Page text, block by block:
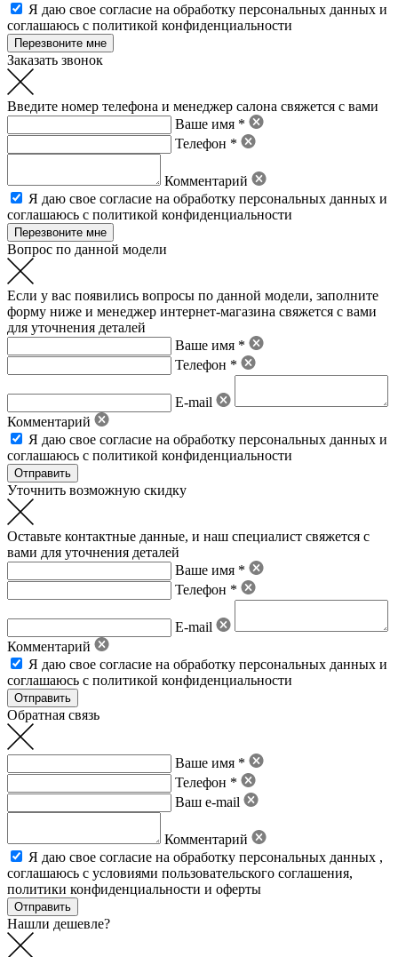
Я даю свое согласие на обработку персональных данных и
соглашаюсь с политикой конфиденциальности
Заказать звонок
Введите номер телефона и менеджер салона свяжется с вами
Ваше имя *
Телефон *
Комментарий
Я даю свое согласие на обработку персональных данных и
соглашаюсь с политикой конфиденциальности
Вопрос по данной модели
Если у вас появились вопросы по данной модели, заполните
форму ниже и менеджер интернет-магазина свяжется с вами
для уточнения деталей
Ваше имя *
Телефон *
E-mail
Комментарий
Я даю свое согласие на обработку персональных данных и
соглашаюсь с политикой конфиденциальности
Уточнить возможную скидку
Оставьте контактные данные, и наш специалист свяжется с
вами для уточнения деталей
Ваше имя *
Телефон *
E-mail
Комментарий
Я даю свое согласие на обработку персональных данных и
соглашаюсь с политикой конфиденциальности
Обратная связь
Ваше имя *
Телефон *
Ваш e-mail
Комментарий
Я даю свое согласие на обработку персональных данных ,
соглашаюсь с условиями пользовательского соглашения,
политики конфиденциальности и оферты
Нашли дешевле?